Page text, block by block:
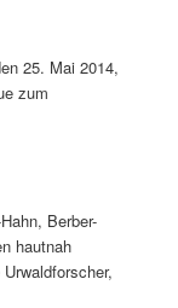
25. Mai 2014,
zum
Berber-
hautnah